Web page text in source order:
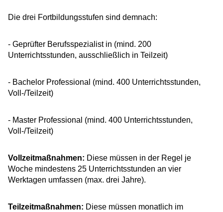
Die drei Fortbildungsstufen sind demnach:
- Geprüfter Berufsspezialist in (mind. 200
Unterrichtsstunden, ausschließlich in Teilzeit)
- Bachelor Professional (mind. 400 Unterrichtsstunden,
Voll-/Teilzeit)
- Master Professional (mind. 400 Unterrichtsstunden,
Voll-/Teilzeit)
Vollzeitmaßnahmen: Diese müssen in der Regel je
Woche mindestens 25 Unterrichtsstunden an vier
Werktagen umfassen (max. drei Jahre).
Teilzeitmaßnahmen: Diese müssen monatlich im